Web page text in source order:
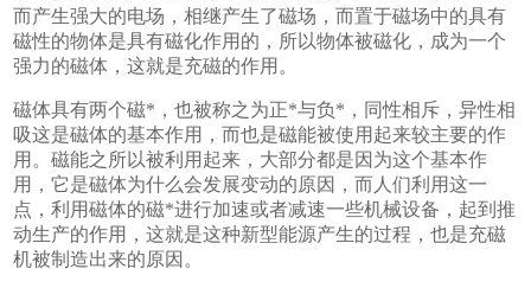
而产生强大的电场，相继产生了磁场，而置于磁场中的具有
磁性的物体是具有磁化作用的，所以物体被磁化，成为一个
强力的磁体，这就是充磁的作用。
磁体具有两个磁*，也被称之为正*与负*，同性相斥，异性相
吸这是磁体的基本作用，而也是磁能被使用起来较主要的作
用。磁能之所以被利用起来，大部分都是因为这个基本作
用，它是磁体为什么会发展变动的原因，而人们利用这一
点，利用磁体的磁*进行加速或者减速一些机械设备，起到推
动生产的作用，这就是这种新型能源产生的过程，也是充磁
机被制造出来的原因。